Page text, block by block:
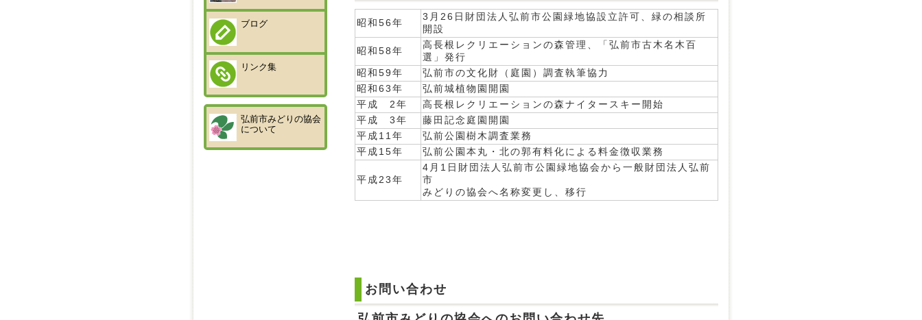
ブログ
リンク集
弘前市みどりの協会
について
昭和56年
3月26日財団法人弘前市公園緑地協設立許可、緑の相談所
開設
昭和58年
高長根レクリエーションの森管理、「弘前市古木名木百
選」発行
昭和59年
弘前市の文化財（庭園）調査執筆協力
昭和63年
弘前城植物園開園
平成 2年
高長根レクリエーションの森ナイタースキー開始
平成 3年
藤田記念庭園開園
平成11年
弘前公園樹木調査業務
平成15年
弘前公園本丸・北の郭有料化による料金徴収業務
平成23年
4月1日財団法人弘前市公園緑地協会から一般財団法人弘前
市
みどりの協会へ名称変更し、移行
お問い合わせ